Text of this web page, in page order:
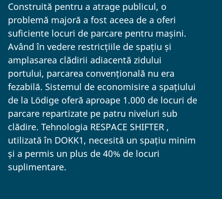
Construită pentru a atrage publicul, o
problemă majoră a fost aceea de a oferi
suficiente locuri de parcare pentru mașini.
Având în vedere restricțiile de spațiu și
amplasarea clădirii adiacentă zidului
portului, parcarea convențională nu era
fezabilă. Sistemul de economisire a spațiului
de la Lödige oferă aproape 1.000 de locuri de
parcare repartizate pe patru niveluri sub
clădire. Tehnologia RESPACE SHIFTER ,
utilizată în DOKK1, necesită un spațiu minim
și a permis un plus de 40% de locuri
suplimentare.